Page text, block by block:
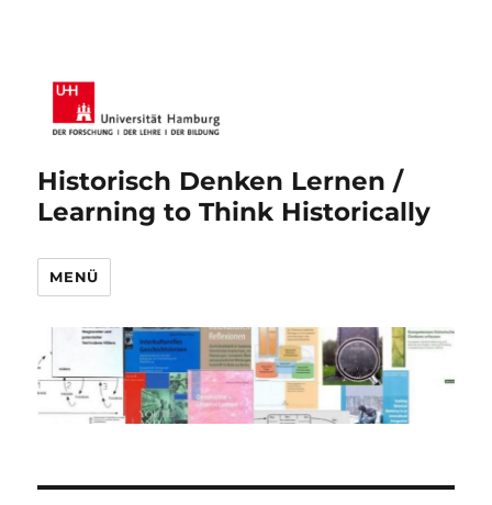
Historisch Denken Lernen /
Learning to Think Historically
MENÜ